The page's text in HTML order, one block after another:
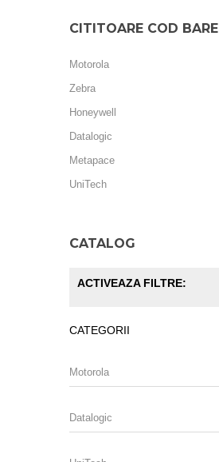
CITITOARE COD BARE
Motorola
Zebra
Honeywell
Datalogic
Metapace
UniTech
CATALOG
ACTIVEAZA FILTRE:
CATEGORII
Motorola
Datalogic